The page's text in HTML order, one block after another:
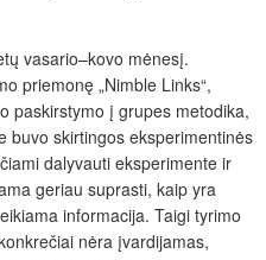
vasario–kovo mėnesį.
priemonę „Nimble Links“,
paskirstymo į grupes metodika,
buvo skirtingos eksperimentinės
dalyvauti eksperimente ir
geriau suprasti, kaip yra
informacija. Taigi tyrimo
nėra įvardijamas,